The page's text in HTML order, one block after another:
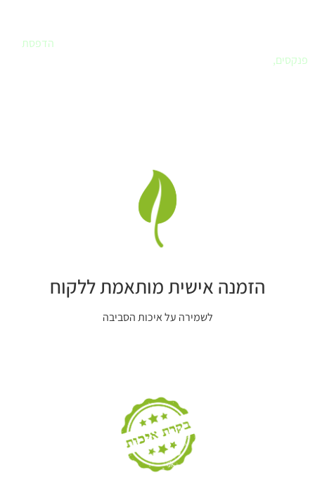
הדפסת
פנקסים,
הזמנה אישית מותאמת ללקוח
לשמירה על איכות הסביבה